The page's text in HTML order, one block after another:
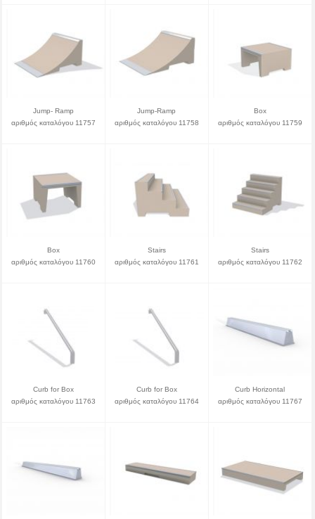
Jump- Ramp
αριθμός καταλόγου 11757
Jump-Ramp
αριθμός καταλόγου 11758
Box
αριθμός καταλόγου 11759
Box
αριθμός καταλόγου 11760
Stairs
αριθμός καταλόγου 11761
Stairs
αριθμός καταλόγου 11762
Curb for Box
αριθμός καταλόγου 11763
Curb for Box
αριθμός καταλόγου 11764
Curb Horizontal
αριθμός καταλόγου 11767